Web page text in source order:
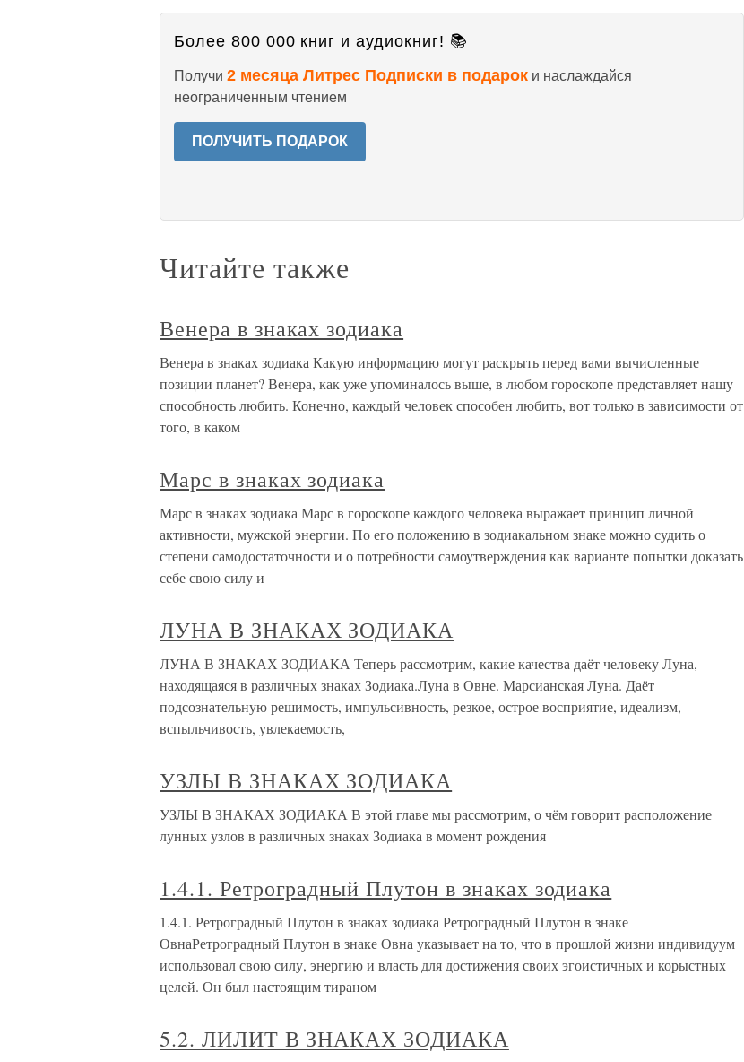
Более 800 000 книг и аудиокниг! 📚
Получи 2 месяца Литрес Подписки в подарок и наслаждайся
неограниченным чтением
ПОЛУЧИТЬ ПОДАРОК
Читайте также
Венера в знаках зодиака
Венера в знаках зодиака Какую информацию могут раскрыть перед вами вычисленные
позиции планет? Венера, как уже упоминалось выше, в любом гороскопе представляет нашу
способность любить. Конечно, каждый человек способен любить, вот только в зависимости от
того, в каком
Марс в знаках зодиака
Марс в знаках зодиака Марс в гороскопе каждого человека выражает принцип личной
активности, мужской энергии. По его положению в зодиакальном знаке можно судить о
степени самодостаточности и о потребности самоутверждения как варианте попытки доказать
себе свою силу и
ЛУНА В ЗНАКАХ ЗОДИАКА
ЛУНА В ЗНАКАХ ЗОДИАКА Теперь рассмотрим, какие качества даёт человеку Луна,
находящаяся в различных знаках Зодиака.Луна в Овне. Марсианская Луна. Даёт
подсознательную решимость, импульсивность, резкое, острое восприятие, идеализм,
вспыльчивость, увлекаемость,
УЗЛЫ В ЗНАКАХ ЗОДИАКА
УЗЛЫ В ЗНАКАХ ЗОДИАКА В этой главе мы рассмотрим, о чём говорит расположение
лунных узлов в различных знаках Зодиака в момент рождения
1.4.1. Ретроградный Плутон в знаках зодиака
1.4.1. Ретроградный Плутон в знаках зодиака Ретроградный Плутон в знаке
ОвнаРетроградный Плутон в знаке Овна указывает на то, что в прошлой жизни индивидуум
использовал свою силу, энергию и власть для достижения своих эгоистичных и корыстных
целей. Он был настоящим тираном
5.2. ЛИЛИТ В ЗНАКАХ ЗОДИАКА